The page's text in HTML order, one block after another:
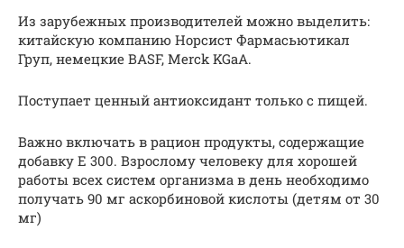
Из зарубежных производителей можно выделить:
китайскую компанию Норсист Фармасьютикал
Груп, немецкие BASF, Merck KGaA.
Поступает ценный антиоксидант только с пищей.
Важно включать в рацион продукты, содержащие
добавку Е 300. Взрослому человеку для хорошей
работы всех систем организма в день необходимо
получать 90 мг аскорбиновой кислоты (детям от 30
мг)